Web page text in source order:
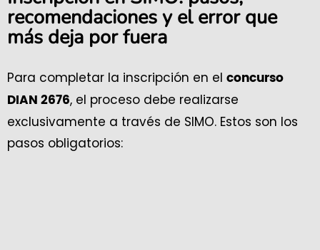
recomendaciones y el error que
más deja por fuera
Para completar la inscripción en el concurso
DIAN 2676, el proceso debe realizarse
exclusivamente a través de SIMO. Estos son los
pasos obligatorios: